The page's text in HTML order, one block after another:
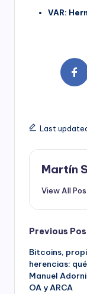
VAR:
Last
Martín
View All
Post
Previous
Bitcoins,
herencias:
Manuel
OA y ARCA